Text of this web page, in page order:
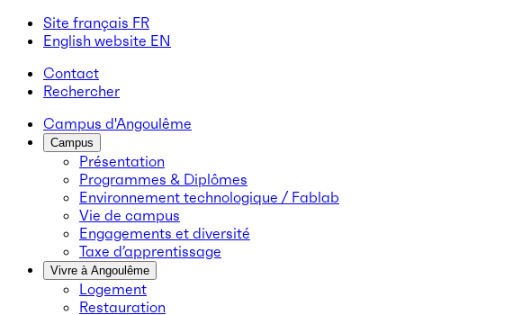
Site français FR
English website EN
Contact
Rechercher
Campus d'Angoulême
Campus
Présentation
Programmes & Diplômes
Environnement technologique / Fablab
Vie de campus
Engagements et diversité
Taxe d’apprentissage
Vivre à Angoulême
Logement
Restauration